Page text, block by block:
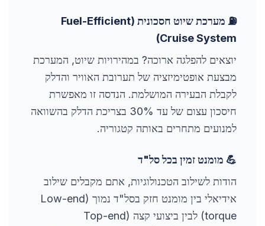
⛽
מערכת שיוט חסכונית (Fuel-Efficient
Cruise System)
יוצאים להפלגה ארוכה? במהירויות שיוט, המערכת
מבצעת אופטימיזציה של תערובת האוויר והדלק
לקבלת הבעירה המושלמת. הנדסה זו מאפשרת
חיסכון עצום של עד 30% בצריכת הדלק בהשוואה
למנועים מתחרים באותה קטגוריה.
💪 מומנט זמין בכל סל"ד
הודות לשילוב הטכנולוגיות, אתם מקבלים שילוב
אידיאלי בין מומנט חזק בסל"ד נמוך (Low-end
torque) לבין ביצועי קצה (Top-end